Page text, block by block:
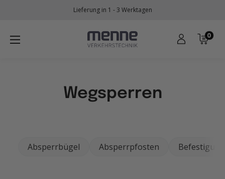
Inhalt
Lieferung in 1 - 3 Werktagen
Menne
0
Wegsperren
Absperrbügel Absperrpfosten